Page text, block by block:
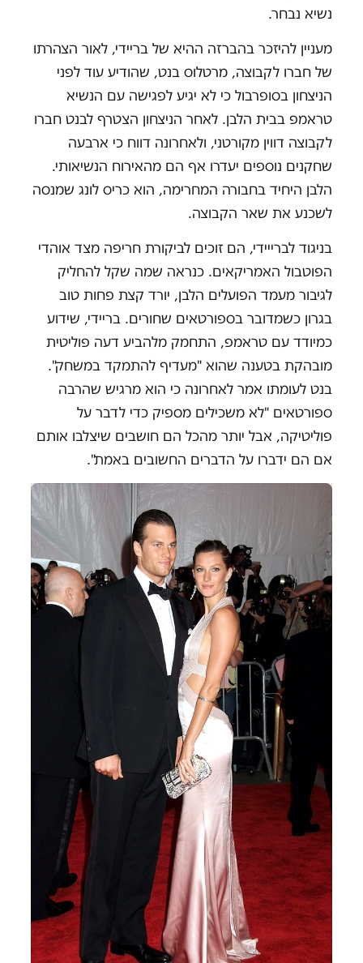
נשיא נבחר.
מעניין להיזכר בהברזה ההיא של בריידי, לאור הצהרתו
של חברו לקבוצה, מרטלוס בנט, שהודיע עוד לפני
הניצחון בסופרבול כי לא יגיע לפגישה עם הנשיא
טראמפ בבית הלבן. לאחר הניצחון הצטרף לבנט חברו
לקבוצה דווין מקורטני, ולאחרונה דווח כי ארבעה
שחקנים נוספים יעדרו אף הם מהאירוח הנשיאותי.
הלבן היחיד בחבורה המחרימה, הוא כריס לונג שמנסה
לשכנע את שאר הקבוצה.
בניגוד לברייידי, הם זוכים לביקורת חריפה מצד אוהדי
הפוטבול האמריקאים. כנראה שמה שקל להחליק
לגיבור מעמד הפועלים הלבן, יורד קצת פחות טוב
בגרון כשמדובר בספורטאים שחורים. בריידי, שידוע
כמיודד עם טראמפ, התחמק מלהביע דעה פוליטית
מובהקת בטענה שהוא "מעדיף להתמקד במשחק".
בנט לעומתו אמר לאחרונה כי הוא מרגיש שהרבה
ספורטאים "לא משכילים מספיק כדי לדבר על
פוליטיקה, אבל יותר מהכל הם חושבים שיצלבו אותם
אם הם ידברו על הדברים החשובים באמת".